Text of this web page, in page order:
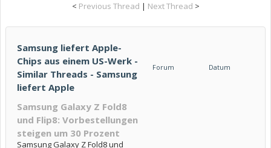
< Previous Thread | Next Thread >
Samsung liefert Apple-
Chips aus einem US-Werk -
Similar Threads - Samsung
liefert Apple
Forum Datum
Samsung Galaxy Z Fold8
und Flip8: Vorbestellungen
steigen um 30 Prozent
Samsung Galaxy Z Fold8 und